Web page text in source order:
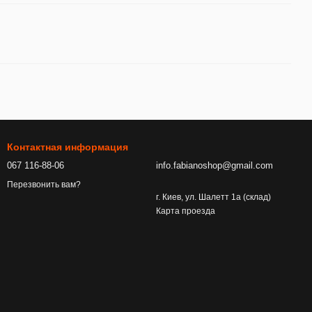
Контактная информация
067 116-88-06
Перезвонить вам?
info.fabianoshop@gmail.com
г. Киев, ул. Шалетт 1а (склад)
Карта проезда